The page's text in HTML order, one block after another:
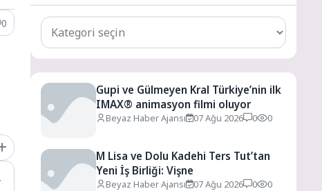
0
Tüm
Kategoriler
Gupi ve Gülmeyen Kral Türkiye’nin ilk
IMAX® animasyon filmi oluyor
Beyaz Haber Ajansı 07 Ağu 2026 0 0
M Lisa ve Dolu Kadehi Ters Tut’tan
Yeni İş Birliği: Vişne
Beyaz Haber Ajansı 07 Ağu 2026 0 0